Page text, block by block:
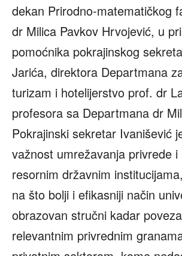
dekan Prirodno-matematičkog
dr Milica Pavkov Hrvojević, u
pomoćnika pokrajinskog
Jarića, direktora Departmana
turizam i hotelijerstvo prof. dr
profesora sa Departmana dr
Pokrajinski sekretar Ivanišević
važnost umrežavanja privrede
resornim državnim
na što bolji i efikasniji način
obrazovan stručni kadar
relevantnim privrednim